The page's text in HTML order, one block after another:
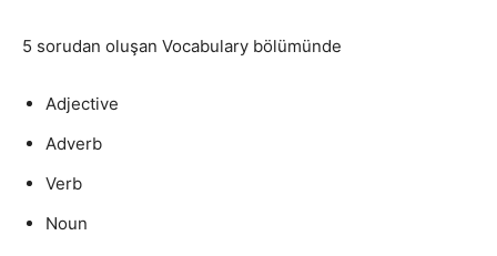
5 sorudan oluşan Vocabulary bölümünde
Adjective
Adverb
Verb
Noun